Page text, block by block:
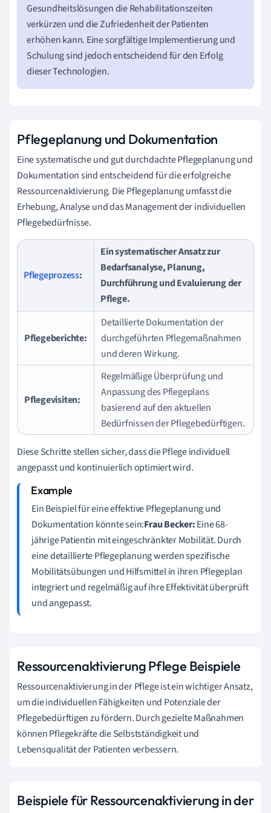
Gesundheitslösungen die Rehabilitationszeiten
verkürzen und die Zufriedenheit der Patienten
erhöhen kann. Eine sorgfältige Implementierung und
Schulung sind jedoch entscheidend für den Erfolg
dieser Technologien.
Pflegeplanung und Dokumentation
Eine systematische und gut durchdachte Pflegeplanung und
Dokumentation sind entscheidend für die erfolgreiche
Ressourcenaktivierung. Die Pflegeplanung umfasst die
Erhebung, Analyse und das Management der individuellen
Pflegebedürfnisse.
Pflegeprozess:
Ein systematischer Ansatz zur
Bedarfsanalyse, Planung,
Durchführung und Evaluierung der
Pflege.
Pflegeberichte:
Detaillierte Dokumentation der
durchgeführten Pflegemaßnahmen
und deren Wirkung.
Pflegevisiten:
Regelmäßige Überprüfung und
Anpassung des Pflegeplans
basierend auf den aktuellen
Bedürfnissen der Pflegebedürftigen.
Diese Schritte stellen sicher, dass die Pflege individuell
angepasst und kontinuierlich optimiert wird.
Ein Beispiel für eine effektive Pflegeplanung und
Dokumentation könnte sein:Frau Becker:Eine 68-
jährige Patientin mit eingeschränkter Mobilität. Durch
eine detaillierte Pflegeplanung werden spezifische
Mobilitätsübungen und Hilfsmittel in ihren Pflegeplan
integriert und regelmäßig auf ihre Effektivität überprüft
und angepasst.
Ressourcenaktivierung Pflege Beispiele
Ressourcenaktivierung in der Pflege ist ein wichtiger Ansatz,
um die individuellen Fähigkeiten und Potenziale der
Pflegebedürftigen zu fördern. Durch gezielte Maßnahmen
können Pflegekräfte die Selbstständigkeit und
Lebensqualität der Patienten verbessern.
Beispiele für Ressourcenaktivierung in der